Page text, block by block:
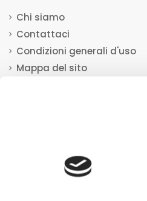
Chi siamo
Contattaci
Condizioni generali d'uso
Mappa del sito
© 2013-2023
Tutti i prodotti esposti su
(testi, immagini, foto, disegni,